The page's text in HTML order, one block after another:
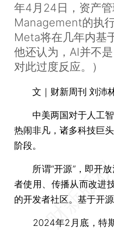
年4月24日，资产
Management的执
Meta将在几年内基
他还认为，AI并不
对此过度反应。）
文｜财新周刊 刘沛
中美两国对于人工智
热闹非凡，诸多科技巨
阶段。
所谓“开源”，即开放
者使用、传播从而改进
的开发者社区。基于开
2024年2月底，特斯